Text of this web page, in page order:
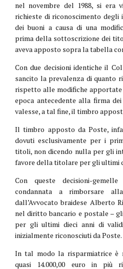
nel novembre del 1988, si era
richieste di riconoscimento
dei buoni a causa di una
prima della sottoscrizione dei
aveva apposto sopra la tabella
Con due decisioni identiche il
sancito la prevalenza di quanto
rispetto alle modifiche
epoca antecedente alla firma
valesse, a tal fine, il timbro
Il timbro apposto da Poste,
dovuti esclusivamente per i
titoli, non dicendo nulla per gli
favore della titolare per gli ultimi
Con queste decisioni-
condannata a rimborsare
dall’Avvocato braidese Alberto
nel diritto bancario e postale –
per gli ultimi dieci anni di
inizialmente riconosciuti da Poste.
In tal modo la risparmiatrice è
quasi 14.000,00 euro in più